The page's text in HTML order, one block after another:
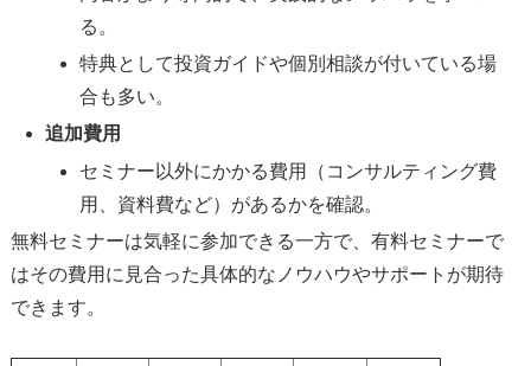
る。
特典として投資ガイドや個別相談が付いている場
合も多い。
追加費用
セミナー以外にかかる費用（コンサルティング費
用、資料費など）があるかを確認。
無料セミナーは気軽に参加できる一方で、有料セミナーで
はその費用に見合った具体的なノウハウやサポートが期待
できます。